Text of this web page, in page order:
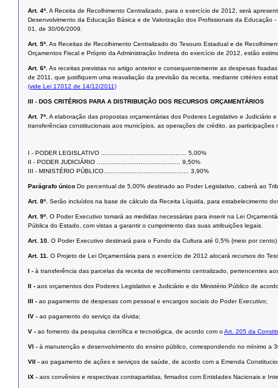
Art. 4º.A Receita de Recolhimento Centralizado, para o exercício de 2012, será
Desenvolvimento da Educação Básica e de Valorização dos Profissionais da
01, de 30/06/2009.
Art. 5º.As Receitas de Recolhimento Centralizado do Tesouro Estadual e de
Orçamentos Fiscal e Próprio da Administração Indireta do exercício de 2012, estão
Art. 6º.As receitas previstas no artigo anterior e consequentemente as despesas
de 2011, que justifiquem uma reavaliação da previsão da receita, mediante critérios
(vide Lei 17012 de 14/12/2011)
III - DOS CRITÉRIOS PARA A DISTRIBUIÇÃO DOS RECURSOS ORÇAMENTÁRIOS
Art. 7º.A elaboração das propostas orçamentárias dos Poderes Legislativo e
transferências constitucionais aos municípios, as operações de crédito, as
I - PODER LEGISLATIVO ............................................... 5,00%
II - PODER JUDICIÁRIO .............................................. 9,50%
III - MINISTÉRIO PÚBLICO............................................... 3,90%
Parágrafo único Do percentual de 5,00% destinado ao Poder Legislativo, caberá ao
Art. 8º. Serão incluídos na base de cálculo da Receita Líquida, para estabelecimento
Art. 9º. O Poder Executivo tomará as medidas necessárias para inserir na Lei
Pública do Estado, com vistas a garantir o cumprimento das suas atribuições legais.
Art. 10. O Poder Executivo destinará para o Fundo da Cultura até 0,5% (meio por
Art. 11. O Projeto de Lei Orçamentária para o exercício de 2012 alocará recursos do
I - à transferência das parcelas da receita de recolhimento centralizado, pertencentes
II - aos orçamentos dos Poderes Legislativo e Judiciário e do Ministério Público de
III - ao pagamento de despesas com pessoal e encargos sociais do Poder Executivo;
IV - ao pagamento do serviço da dívida;
V - ao fomento da pesquisa científica e tecnológica, de acordo com oArt. 205 da
VI - à manutenção e desenvolvimento do ensino público, correspondendo no mínimo a
VII - ao pagamento de ações e serviços de saúde, de acordo com a Emenda
IX - aos convênios e respectivas contrapartidas, firmados com Entidades Nacionais e